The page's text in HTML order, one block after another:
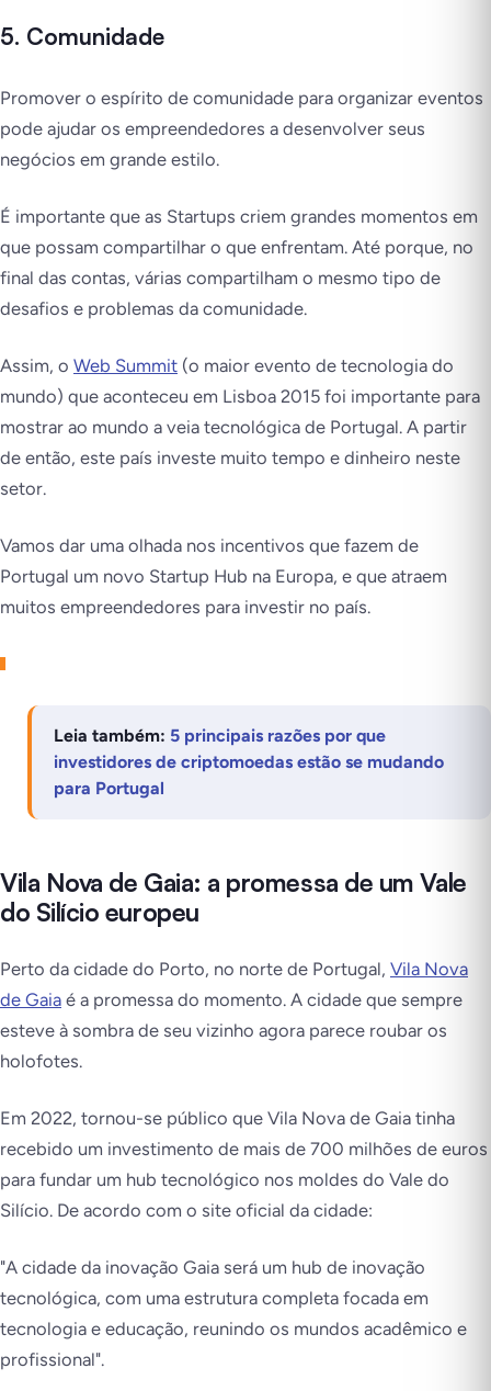
5. Comunidade
Promover o espírito de comunidade para organizar eventos
pode ajudar os empreendedores a desenvolver seus
negócios em grande estilo.
É importante que as Startups criem grandes momentos em
que possam compartilhar o que enfrentam. Até porque, no
final das contas, várias compartilham o mesmo tipo de
desafios e problemas da comunidade.
Assim, o Web Summit (o maior evento de tecnologia do
mundo) que aconteceu em Lisboa 2015 foi importante para
mostrar ao mundo a veia tecnológica de Portugal. A partir
de então, este país investe muito tempo e dinheiro neste
setor.
Vamos dar uma olhada nos incentivos que fazem de
Portugal um novo Startup Hub na Europa, e que atraem
muitos empreendedores para investir no país.
Leia também: 5 principais razões por que
investidores de criptomoedas estão se mudando
para Portugal
Vila Nova de Gaia: a promessa de um Vale
do Silício europeu
Perto da cidade do Porto, no norte de Portugal, Vila Nova
de Gaia é a promessa do momento. A cidade que sempre
esteve à sombra de seu vizinho agora parece roubar os
holofotes.
Em 2022, tornou-se público que Vila Nova de Gaia tinha
recebido um investimento de mais de 700 milhões de euros
para fundar um hub tecnológico nos moldes do Vale do
Silício. De acordo com o site oficial da cidade:
"A cidade da inovação Gaia será um hub de inovação
tecnológica, com uma estrutura completa focada em
tecnologia e educação, reunindo os mundos acadêmico e
profissional".